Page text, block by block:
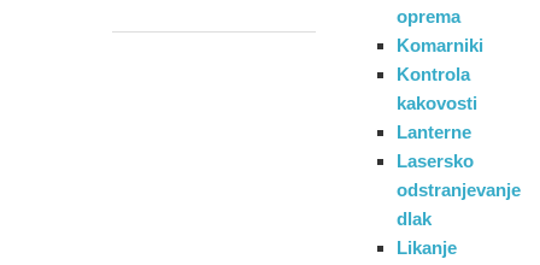
oprema
Komarniki
Kontrola
kakovosti
Lanterne
Lasersko
odstranjevanje
dlak
Likanje